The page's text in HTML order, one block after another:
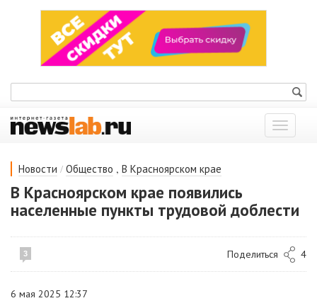
Показать
меню
Новости / Общество , В Красноярском крае
В Красноярском крае появились
населенные пункты трудовой доблести
3 Поделиться 4
6 мая 2025 12:37